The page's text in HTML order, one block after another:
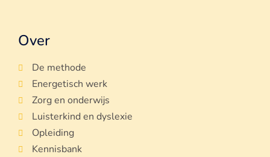
Over
De methode
Energetisch werk
Zorg en onderwijs
Luisterkind en dyslexie
Opleiding
Kennisbank